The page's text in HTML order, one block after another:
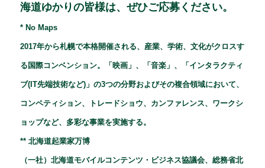
海道ゆかりの皆様は、ぜひご応募ください。
* No Maps
2017年から札幌で本格開催される、産業、学術、文化がクロスす
る国際コンベンション。「映画」、「音楽」、「インタラクティ
ブ(IT先端技術など)」の3つの分野およびその複合領域において、
コンペティション、トレードショウ、カンファレンス、ワークシ
ョップなど、多彩な事業を実施する。
** 北海道起業家万博
（一社）北海道モバイルコンテンツ・ビジネス協議会、総務省北